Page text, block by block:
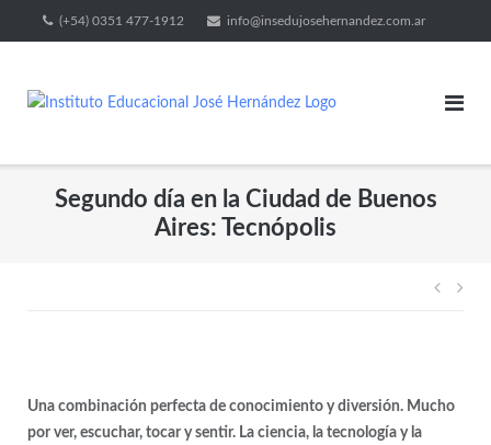
(+54) 0351 477-1912 info@insedujosehernandez.com.ar
Segundo día en la Ciudad de Buenos
Aires: Tecnópolis
Una combinación perfecta de conocimiento y diversión. Mucho
por ver, escuchar, tocar y sentir. La ciencia, la tecnología y la